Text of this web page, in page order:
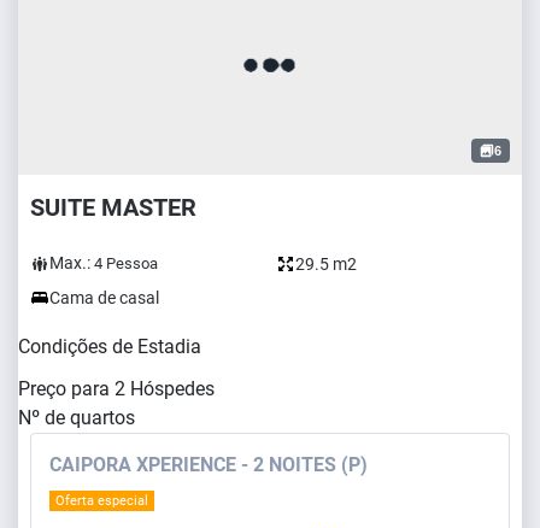
6
SUITE MASTER
Max.: 4 Pessoa
29.5 m2
Cama de casal
Condições de Estadia
Preço para 2 Hóspedes
Nº de quartos
CAIPORA XPERIENCE - 2 NOITES (P)
Oferta especial